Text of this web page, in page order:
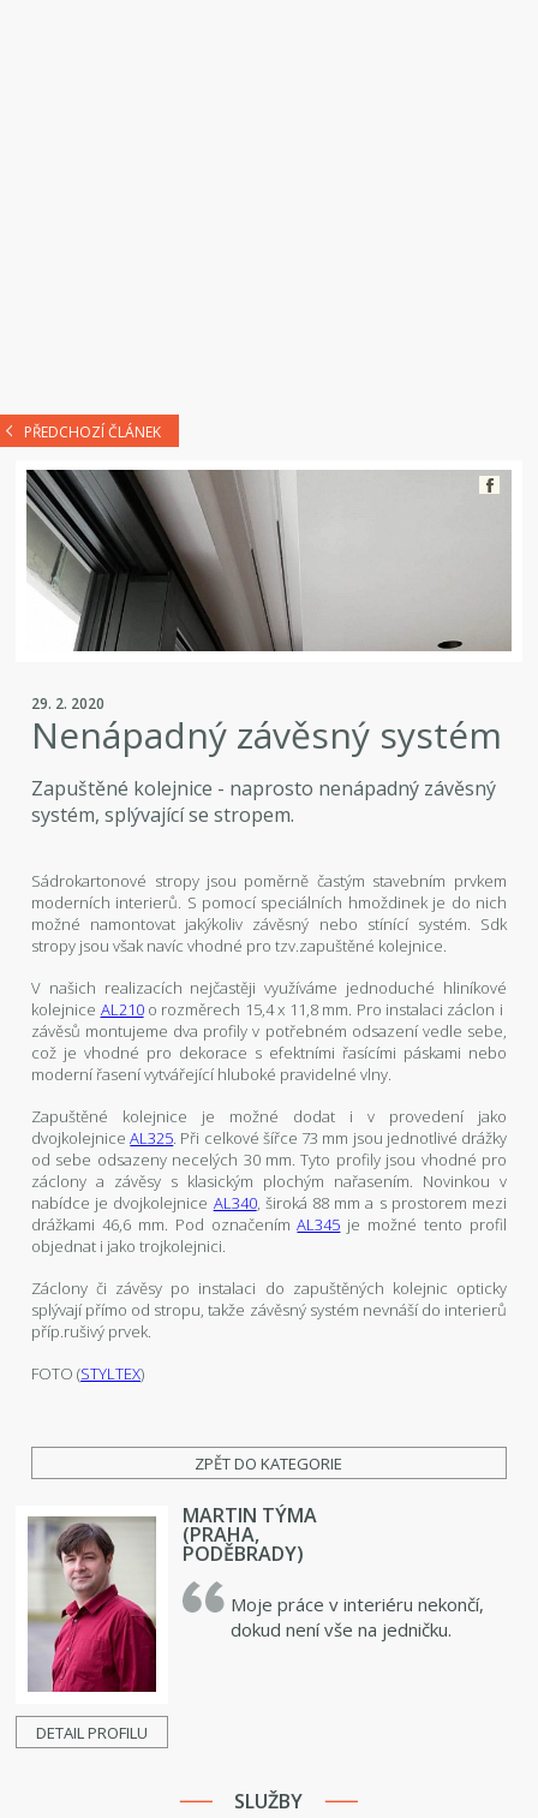
PŘEDCHOZÍ ČLÁNEK
29. 2. 2020
Nenápadný závěsný systém
Zapuštěné kolejnice - naprosto nenápadný závěsný
systém, splývající se stropem.
Sádrokartonové stropy jsou poměrně častým stavebním prvkem
moderních interierů. S pomocí speciálních hmoždinek je do nich
možné namontovat jakýkoliv závěsný nebo stínící systém. Sdk
stropy jsou však navíc vhodné pro tzv.zapuštěné kolejnice.
V našich realizacích nejčastěji využíváme jednoduché hliníkové
kolejnice AL210o rozměrech 15,4 x 11,8 mm. Pro instalaci záclon i
závěsů montujeme dva profily v potřebném odsazení vedle sebe,
což je vhodné pro dekorace s efektními řasícími páskami nebo
moderní řasení vytvářející hluboké pravidelné vlny.
Zapuštěné kolejnice je možné dodat i v provedení jako
dvojkolejniceAL325. Při celkové šířce 73 mm jsou jednotlivé drážky
od sebe odsazeny necelých 30 mm. Tyto profily jsou vhodné pro
záclony a závěsy s klasickým plochým nařasením. Novinkou v
nabídce je dvojkolejnice AL340, široká 88 mm a s prostorem mezi
drážkami 46,6 mm. Pod označenímAL345 je možné tento profil
objednat i jako trojkolejnici.
Záclony či závěsy po instalaci do zapuštěných kolejnic opticky
splývají přímo od stropu, takže závěsný systém nevnáší do interierů
příp.rušivý prvek.
FOTO (STYLTEX)
ZPĚT DO KATEGORIE
DETAIL PROFILU
MARTIN TÝMA
(PRAHA,
PODĚBRADY)
Moje práce v interiéru nekončí,
dokud není vše na jedničku.
SLUŽBY